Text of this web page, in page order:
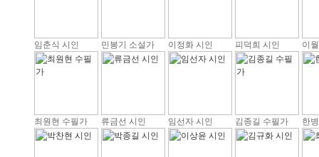
임춘식 시인 민봉기 소설가 이정화 시인 피덕희 시인 이
최원현 수필가 류금선 시인 임선자 시인 김종길 수필가 한